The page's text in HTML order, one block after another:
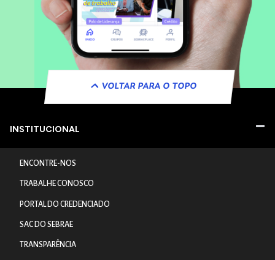
VOLTAR PARA O TOPO
INSTITUCIONAL
ENCONTRE-NOS
TRABALHE CONOSCO
PORTAL DO CREDENCIADO
SAC DO SEBRAE
TRANSPARÊNCIA